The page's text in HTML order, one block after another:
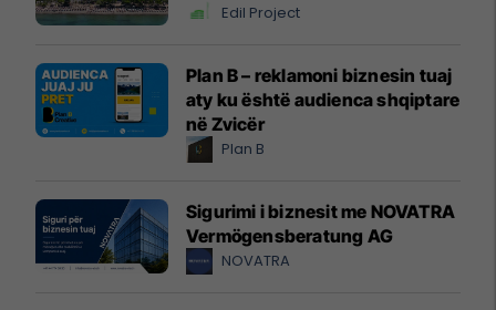
Edil Project
Plan B – reklamoni biznesin tuaj
aty ku është audienca shqiptare
në Zvicër
Plan B
Sigurimi i biznesit me NOVATRA
Vermögensberatung AG
NOVATRA